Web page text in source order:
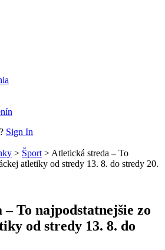
Sign In
> Šport > Atletická streda – To
atletiky od stredy 13. 8. do stredy 20.
To najpodstatnejšie zo
od stredy 13. 8. do